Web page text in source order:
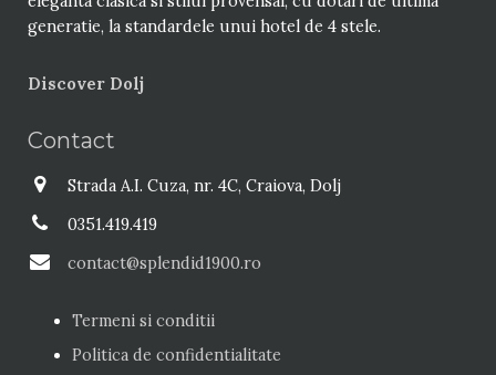
generatie, la standardele unui hotel de 4 stele.
Discover Dolj
Contact
Strada A.I. Cuza, nr. 4C, Craiova, Dolj
0351.419.419
contact@splendid1900.ro
Termeni si conditii
Politica de confidentialitate